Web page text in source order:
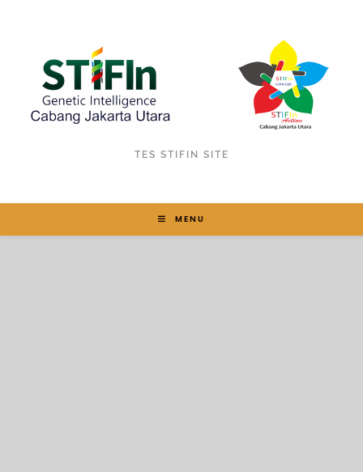
TES STIFIN SITE
MENU